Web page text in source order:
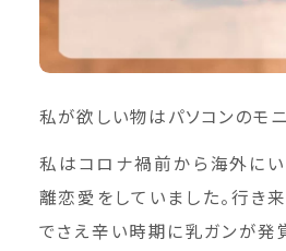
私が欲しい物はパソコンのモニ
私はコロナ禍前から海外に
離恋愛をしていました。行き
でさえ辛い時期に乳ガンが発